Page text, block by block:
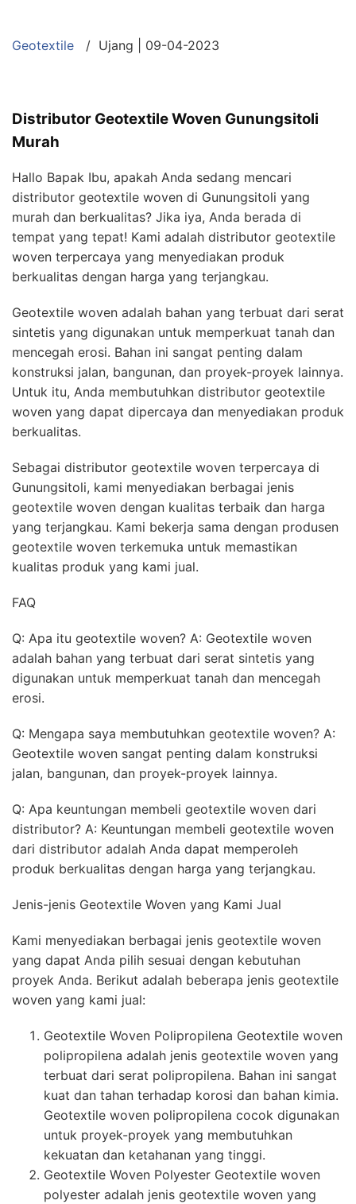
Geotextile / Ujang | 09-04-2023
Distributor Geotextile Woven Gunungsitoli
Murah
Hallo Bapak Ibu, apakah Anda sedang mencari
distributor geotextile woven di Gunungsitoli yang
murah dan berkualitas? Jika iya, Anda berada di
tempat yang tepat! Kami adalah distributor geotextile
woven terpercaya yang menyediakan produk
berkualitas dengan harga yang terjangkau.
Geotextile woven adalah bahan yang terbuat dari serat
sintetis yang digunakan untuk memperkuat tanah dan
mencegah erosi. Bahan ini sangat penting dalam
konstruksi jalan, bangunan, dan proyek-proyek lainnya.
Untuk itu, Anda membutuhkan distributor geotextile
woven yang dapat dipercaya dan menyediakan produk
berkualitas.
Sebagai distributor geotextile woven terpercaya di
Gunungsitoli, kami menyediakan berbagai jenis
geotextile woven dengan kualitas terbaik dan harga
yang terjangkau. Kami bekerja sama dengan produsen
geotextile woven terkemuka untuk memastikan
kualitas produk yang kami jual.
FAQ
Q: Apa itu geotextile woven? A: Geotextile woven
adalah bahan yang terbuat dari serat sintetis yang
digunakan untuk memperkuat tanah dan mencegah
erosi.
Q: Mengapa saya membutuhkan geotextile woven? A:
Geotextile woven sangat penting dalam konstruksi
jalan, bangunan, dan proyek-proyek lainnya.
Q: Apa keuntungan membeli geotextile woven dari
distributor? A: Keuntungan membeli geotextile woven
dari distributor adalah Anda dapat memperoleh
produk berkualitas dengan harga yang terjangkau.
Jenis-jenis Geotextile Woven yang Kami Jual
Kami menyediakan berbagai jenis geotextile woven
yang dapat Anda pilih sesuai dengan kebutuhan
proyek Anda. Berikut adalah beberapa jenis geotextile
woven yang kami jual:
Geotextile Woven Polipropilena Geotextile woven
polipropilena adalah jenis geotextile woven yang
terbuat dari serat polipropilena. Bahan ini sangat
kuat dan tahan terhadap korosi dan bahan kimia.
Geotextile woven polipropilena cocok digunakan
untuk proyek-proyek yang membutuhkan
kekuatan dan ketahanan yang tinggi.
Geotextile Woven Polyester Geotextile woven
polyester adalah jenis geotextile woven yang